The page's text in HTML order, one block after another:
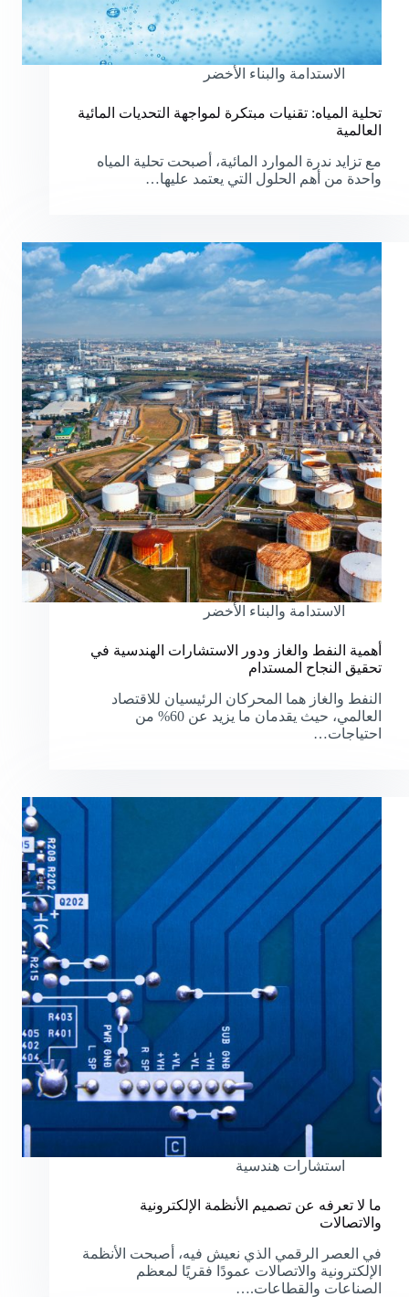
الاستدامة والبناء الأخضر
تحلية المياه: تقنيات مبتكرة لمواجهة التحديات المائية
العالمية
مع تزايد ندرة الموارد المائية، أصبحت تحلية المياه
واحدة من أهم الحلول التي يعتمد عليها…
الاستدامة والبناء الأخضر
أهمية النفط والغاز ودور الاستشارات الهندسية في
تحقيق النجاح المستدام
النفط والغاز هما المحركان الرئيسيان للاقتصاد
العالمي، حيث يقدمان ما يزيد عن 60% من
احتياجات…
استشارات هندسية
ما لا تعرفه عن تصميم الأنظمة الإلكترونية
والاتصالات
في العصر الرقمي الذي نعيش فيه، أصبحت الأنظمة
الإلكترونية والاتصالات عمودًا فقريًا لمعظم
الصناعات والقطاعات.…